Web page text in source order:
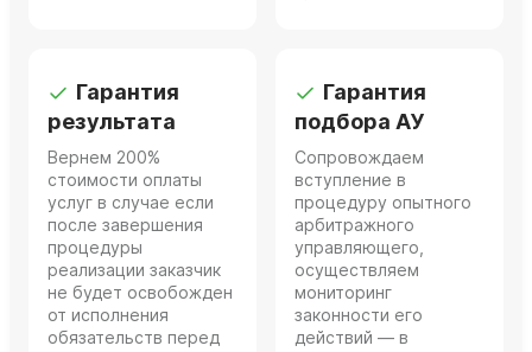
Гарантия
результата
Вернем 200%
стоимости оплаты
услуг в случае если
после завершения
процедуры
реализации заказчик
не будет освобожден
от исполнения
обязательств перед
Гарантия
подбора АУ
Сопровождаем
вступление в
процедуру опытного
арбитражного
управляющего,
осуществляем
мониторинг
законности его
действий — в